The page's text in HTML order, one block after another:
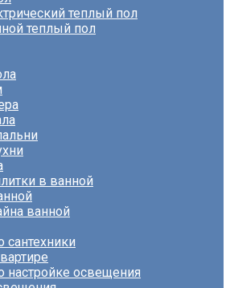
теплый пол
теплый пол
в ванной
ванной
сантехники
настройке освещения